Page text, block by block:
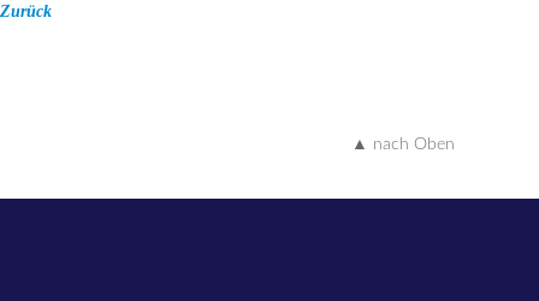
KARRIERE
Zurück
▲ nach Oben